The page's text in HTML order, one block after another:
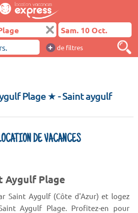
+ de filtres
Plage ★- Saint aygulf
DE VACANCES
Aygulf Plage
Saint Aygulf (Côte d'Azur) et logez
Aygulf Plage. Profitez-en pour